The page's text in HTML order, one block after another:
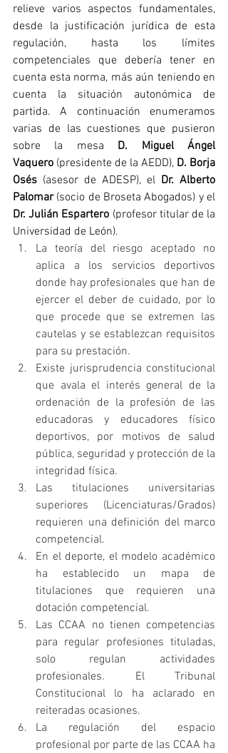
relieve varios aspectos fundamentales,
desde la justificación jurídica de esta
regulación, hasta los límites
competenciales que debería tener en
cuenta esta norma, más aún teniendo en
cuenta la situación autonómica de
partida. A continuación enumeramos
varias de las cuestiones que pusieron
sobre la mesa D. Miguel Ángel
Vaquero (presidente de la AEDD), D. Borja
Osés (asesor de ADESP), el Dr. Alberto
Palomar
Dr. Julián Espartero (profesor titular de la
Universidad de León).
La teoría del riesgo aceptado no
aplica a los servicios deportivos
donde hay profesionales que han de
ejercer el deber de cuidado, por lo
que procede que se extremen las
cautelas y se establezcan requisitos
para su prestación.
Existe jurisprudencia constitucional
que avala el interés general de la
ordenación de la profesión de las
educadoras y educadores físico
deportivos, por motivos de salud
pública, seguridad y protección de la
integridad física.
Las titulaciones universitarias
superiores (Licenciaturas/Grados)
requieren una definición del marco
competencial.
En el deporte, el modelo académico
ha establecido un mapa de
titulaciones que requieren una
dotación competencial.
Las CCAA no tienen competencias
para regular profesiones tituladas,
solo regulan actividades
profesionales. El Tribunal
Constitucional lo ha aclarado en
reiteradas ocasiones.
La regulación del espacio
profesional por parte de las CCAA ha